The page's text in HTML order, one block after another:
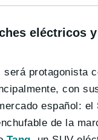
eléctricos y
será protagonista
con
español: el
de la